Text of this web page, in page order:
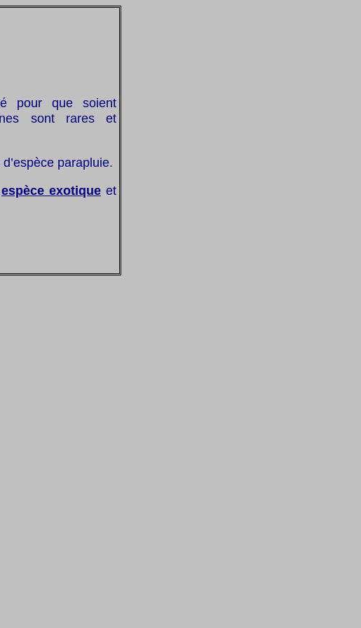
pour que soient
sont rares et
parapluie.
espèce exotiqueet